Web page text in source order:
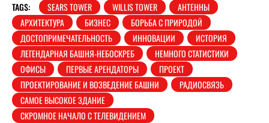
TAGS: SEARS TOWER WILLIS TOWER
АНТЕННЫ
АРХИТЕКТУРА
БИЗНЕС
БОРЬБА С ПРИРОДОЙ
ДОСТОПРИМЕЧАТЕЛЬНОСТЬ
ИННОВАЦИИ
ИСТОРИЯ
ЛЕГЕНДАРНАЯ БАШНЯ-НЕБОСКРЕБ
НЕМНОГО СТАТИСТИКИ
ОФИСЫ
ПЕРВЫЕ АРЕНДАТОРЫ
ПРОЕКТ
ПРОЕКТИРОВАНИЕ И ВОЗВЕДЕНИЕ БАШНИ
РАДИОСВЯЗЬ
САМОЕ ВЫСОКОЕ ЗДАНИЕ
СКРОМНОЕ НАЧАЛО С ТЕЛЕВИДЕНИЕМ